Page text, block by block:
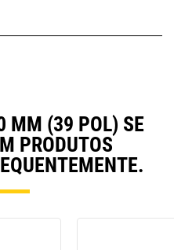
MM (39 POL) SE
PRODUTOS